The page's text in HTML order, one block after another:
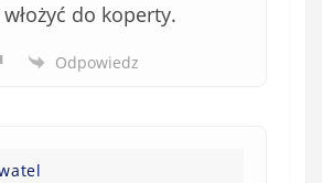
do koperty.
Odpowiedz